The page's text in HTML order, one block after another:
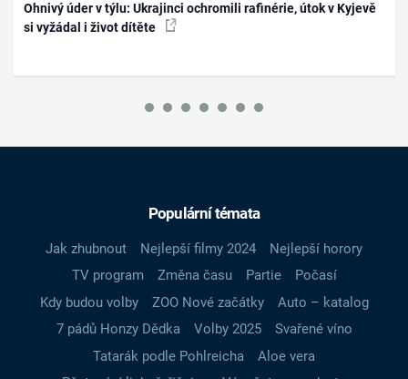
Ohnivý úder v týlu: Ukrajinci ochromili rafinérie, útok v Kyjevě
si vyžádal i život dítěte
Populární témata
Jak zhubnout Nejlepší filmy 2024
Nejlepší horory
TV program
Změna času Partie
Počasí
Kdy budou volby
ZOO Nové začátky
Auto – katalog
7 pádů Honzy Dědka
Volby 2025
Svařené víno
Tatarák podle Pohlreicha
Aloe vera